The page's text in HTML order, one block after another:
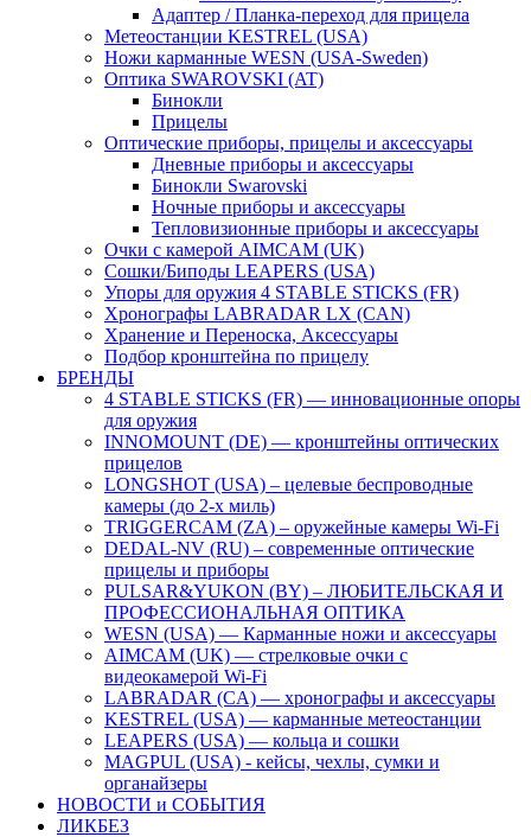
Адаптер / Планка-переход для прицела
Метеостанции KESTREL (USA)
Ножи карманные WESN (USA-Sweden)
Оптика SWAROVSKI (AT)
Бинокли
Прицелы
Оптические приборы, прицелы и аксессуары
Дневные приборы и аксессуары
Бинокли Swarovski
Ночные приборы и аксессуары
Тепловизионные приборы и аксессуары
Очки с камерой AIMCAM (UK)
Сошки/Биподы LEAPERS (USA)
Упоры для оружия 4 STABLE STICKS (FR)
Хронографы LABRADAR LX (CAN)
Хранение и Переноска, Аксессуары
Подбор кронштейна по прицелу
БРЕНДЫ
4 STABLE STICKS (FR) — инновационные опоры
для оружия
INNOMOUNT (DE) — кронштейны оптических
прицелов
LONGSHOT (USA) – целевые беспроводные
камеры (до 2-х миль)
TRIGGERCAM (ZA) – оружейные камеры Wi-Fi
DEDAL-NV (RU) – современные оптические
прицелы и приборы
PULSAR&YUKON (BY) – ЛЮБИТЕЛЬСКАЯ И
ПРОФЕССИОНАЛЬНАЯ ОПТИКА
WESN (USA) — Карманные ножи и аксессуары
AIMCAM (UK) — стрелковые очки с
видеокамерой Wi-Fi
LABRADAR (CA) — хронографы и аксессуары
KESTREL (USA) — карманные метеостанции
LEAPERS (USA) — кольца и сошки
MAGPUL (USA) - кейсы, чехлы, сумки и
органайзеры
НОВОСТИ и СОБЫТИЯ
ЛИКБЕЗ